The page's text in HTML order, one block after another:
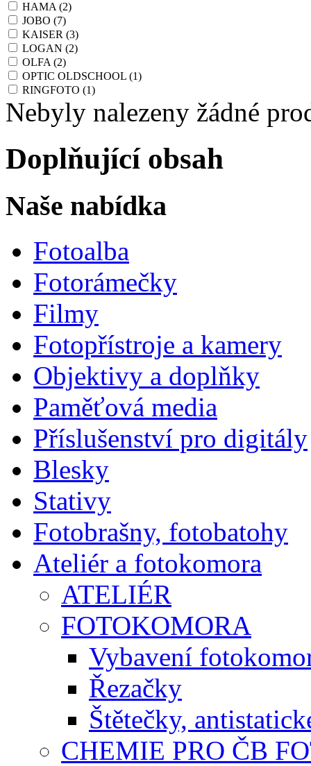
HAMA(2)
JOBO (7)
KAISER (3)
LOGAN (2)
OLFA(2)
OPTIC OLDSCHOOL (1)
RINGFOTO (1)
Nebyly nalezeny žádné
Doplňující obsah
Naše nabídka
Fotoalba
Fotorámečky
Filmy
Fotopřístroje a kamery
Objektivy a doplňky
Paměťová media
Příslušenství pro digitály
Blesky
Stativy
Fotobrašny, fotobatohy
Ateliér a fotokomora
ATELIÉR
FOTOKOMORA
Vybavení
Řezačky
Štětečky,
CHEMIE PRO ČB